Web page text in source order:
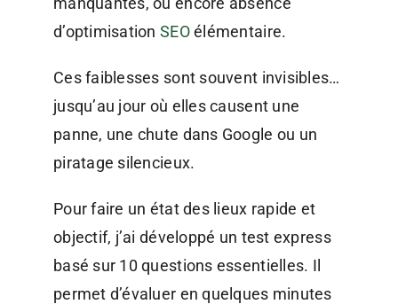
d’optimisationSEOélémentaire.
Ces faiblesses sont souvent invisibles…
jusqu’au jour où elles causent une
panne, une chute dans Google ou un
piratage silencieux.
Pour faire un état des lieux rapide et
objectif, j’ai développé un test express
basé sur 10 questions essentielles. Il
permet d’évaluer en quelques minutes